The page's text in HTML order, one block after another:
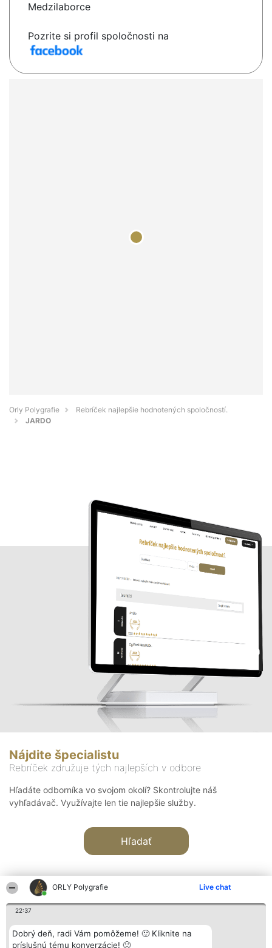
ORLY Polygrafie Live chat
22:37
Dobrý deň, radi Vám pomôžeme! 🙂 Kliknite na
príslušnú tému konverzácie! 🙂
Medzilaborce
Pozrite si profil spoločnosti na
Orly Polygrafie
Rebríček najlepšie hodnotených spoločností.
JARDO
Nájdite špecialistu
Rebríček združuje tých najlepších v odbore
Hľadáte odborníka vo svojom okolí? Skontrolujte náš
vyhľadávač. Využívajte len tie najlepšie služby.
Hľadať
Organizátor hodnotenia
Bright Side Solutions sp. z o.
Hodnotenie
Laureáti
Kontakt
Kontakt